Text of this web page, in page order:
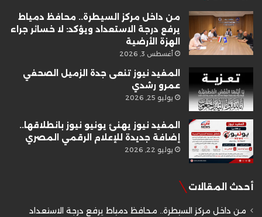
من داخل مركز السيطرة.. محافظ دمياط
يرفع درجة الاستعداد ويؤكد: لا خسائر جراء
الهزة الأرضية
أغسطس 3, 2026
المفيد نيوز تنعى جدة الزميل الصحفي
عمرو رشدي
يوليو 25, 2026
المفيد نيوز يهنئ يونيو نيوز بانطلاقها..
إضافة جديدة للإعلام الرقمي المصري
يوليو 22, 2026
أحدث المقالات
من داخل مركز السيطرة.. محافظ دمياط يرفع درجة الاستعداد